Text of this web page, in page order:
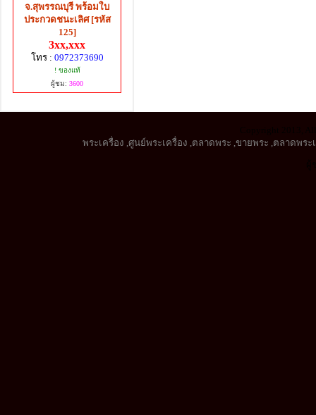
จ.สุพรรณบุรี พร้อมใบ
ประกวดชนะเลิศ [รหัส
125]
3xx,xxx
โทร : 0972373690
! ของแท้
ผู้ชม: 3600
พระเครื่อง ,ศูนย์พระเครื่อง ,ตลาดพระ ,ขายพระ ,ตลาดพระ